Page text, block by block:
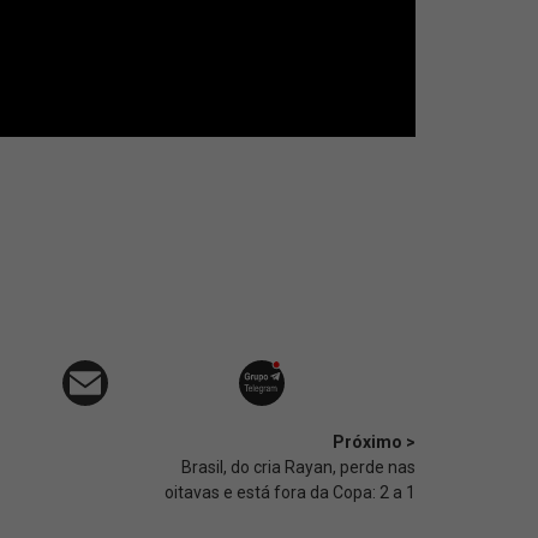
Próximo >
Brasil, do cria Rayan, perde nas
oitavas e está fora da Copa: 2 a 1